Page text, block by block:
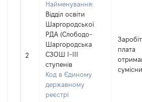
2
Найменування:
Відділ освіти
Шаргородської
РДА (Слободо-
Шаргородська
СЗОШ І-ІІІ
ступенів
Код в Єдиному
державному
реєстрі
плата